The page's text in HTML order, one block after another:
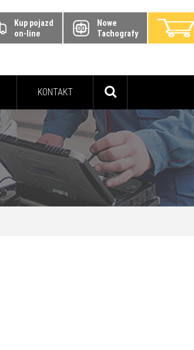
Kup pojazd
on-line
Nowe
Tachografy
KONTAKT